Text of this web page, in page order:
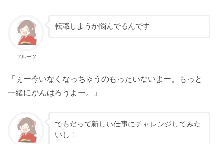
フルーツ
転職しようか悩んでるんです
「ぇー今いなくなっちゃうのもったいないよー。もっと
一緒にがんばろうよー。」
でもだって新しい仕事にチャレンジしてみた
いし！